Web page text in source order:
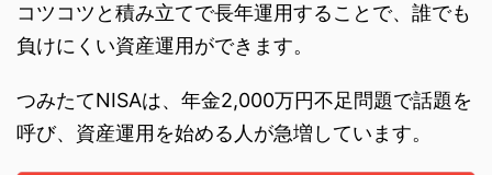
コツコツと積み立てで長年運用することで、誰でも
負けにくい資産運用ができます。
つみたてNISAは、年金2,000万円不足問題で話題を
呼び、資産運用を始める人が急増しています。